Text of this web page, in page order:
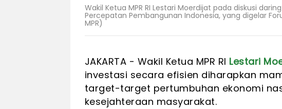
Wakil Ketua MPR RI Lestari Moerdijat pada diskusi
Percepatan Pembangunan Indonesia, yang digelar
MPR)
JAKARTA - Wakil Ketua MPR RI Lestari
investasi secara efisien diharapkan
target-target pertumbuhan ekonomi
kesejahteraan masyarakat.